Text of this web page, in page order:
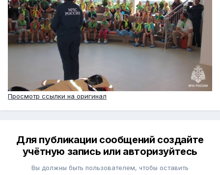
Просмотр ссылки на оригинал
Для публикации сообщений создайте
учётную запись или авторизуйтесь
Вы должны быть пользователем, чтобы оставить